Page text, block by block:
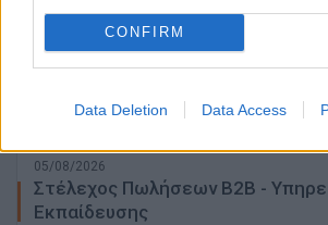
CONFIRM
Data Deletion Data Access
ΑΘΗΝΑ - ΑΤΤΙΚΗ
05/08/2026
Στέλεχος Πωλήσεων B2B -
Εκπαίδευσης